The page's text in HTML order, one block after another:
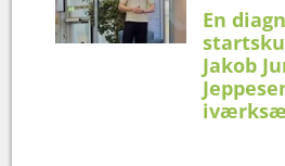
En
Jakob